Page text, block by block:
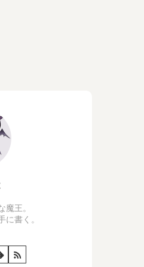
魔王。
に書く。